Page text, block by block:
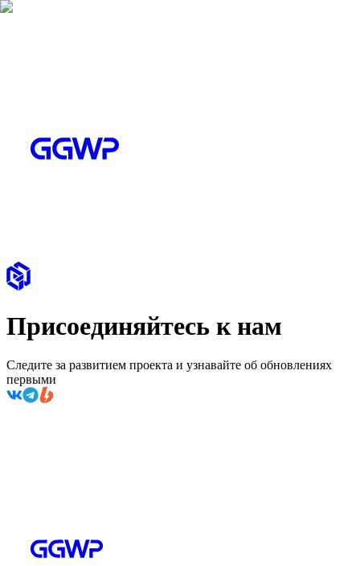
Присоединяйтесь к нам
Следите за развитием проекта и узнавайте об обновлениях
первыми